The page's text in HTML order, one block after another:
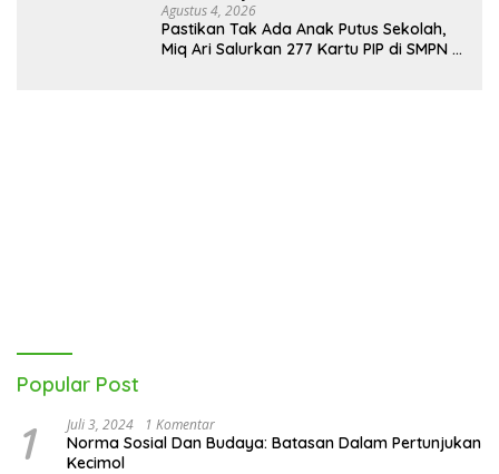
Agustus 4, 2026
Pastikan Tak Ada Anak Putus Sekolah,
Miq Ari Salurkan 277 Kartu PIP di SMPN 2
Popular Post
1 Juli 3, 2024 1 Komentar
Norma Sosial Dan Budaya: Batasan Dalam Pertunjukan
Kecimol